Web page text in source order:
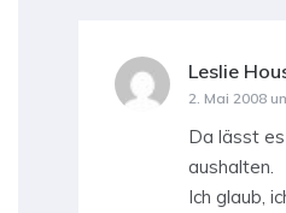
Leslie
2. Mai 2008
Da lässt
aushalten.
Ich glaub,